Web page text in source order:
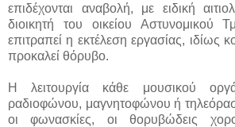
επιδέχονται αναβολή, με ειδική
διοικητή του οικείου Αστυνομικού
επιτραπεί η εκτέλεση εργασίας, ιδίως
προκαλεί θόρυβο.
Η λειτουργία κάθε μουσικού
ραδιοφώνου, μαγνητοφώνου ή
οι φωνασκίες, οι θορυβώδεις